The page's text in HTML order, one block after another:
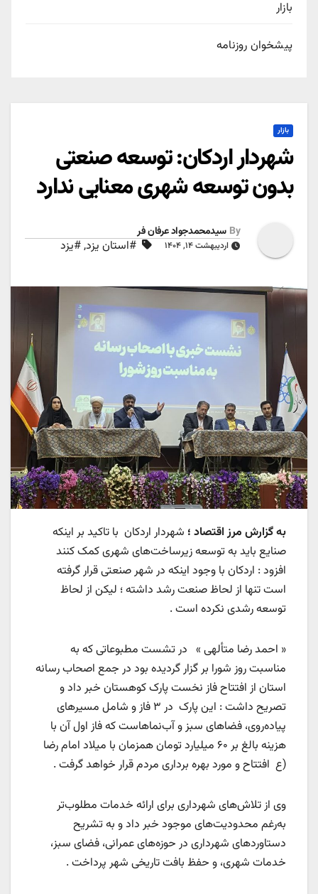
بازار
پیشخوان روزنامه
بازار
شهردار اردکان: توسعه صنعتی
بدون توسعه شهری معنایی ندارد
By سیدمحمدجواد عرفان فر
اردیبهشت ۱۴, ۱۴۰۴ #استان یزد,#یزد
به گزارش مرز اقتصاد ؛ شهردار اردکان با تاکید بر اینکه
صنایع باید به توسعه زیرساخت‌های شهری کمک کنند
افزود : اردکان با وجود اینکه در شهر صنعتی قرار گرفته
است تنها از لحاظ صنعت رشد داشته ؛ لیکن از لحاظ
توسعه رشدی نکرده است .
« احمد رضا متألهی » در تشست مطبوعاتی که به
مناسبت روز شورا بر گزار گردیده بود در جمع اصحاب رسانه
استان از افتتاح فاز نخست پارک کوهستان خبر داد و
تصریح داشت : این پارک در ۳ فاز و شامل مسیرهای
پیاده‌روی، فضاهای سبز و آب‌نماهاست که فاز اول آن با
هزینه بالغ بر ۶۰ میلیارد تومان همزمان با میلاد امام رضا
(ع افتتاح و مورد بهره برداری مردم قرار خواهد گرفت .
وی از تلاش‌های شهرداری برای ارائه خدمات مطلوب‌تر
به‌رغم محدودیت‌های موجود خبر داد و به تشریح
دستاوردهای شهرداری در حوزه‌های عمرانی، فضای سبز،
خدمات شهری، و حفظ بافت تاریخی شهر پرداخت .